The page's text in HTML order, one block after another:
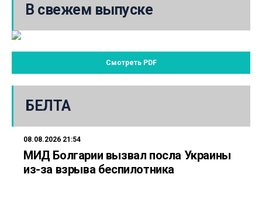
В свежем выпуске
Смотреть PDF
БЕЛТА
08.08.2026 21:54
МИД Болгарии вызвал посла Украины
из-за взрыва беспилотника